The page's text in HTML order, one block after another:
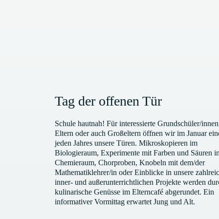
Tag der offenen Tür
Schule hautnah! Für interessierte Grundschüler/
Eltern oder auch Großeltern öffnen wir im Januar
jeden Jahres unsere Türen. Mikroskopieren im
Biologieraum, Experimente mit Farben und Säuren
Chemieraum, Chorproben, Knobeln mit dem/der
Mathematiklehrer/in oder Einblicke in unsere
inner- und außerunterrichtlichen Projekte werden
kulinarische Genüsse im Elterncafé abgerundet. Ein
informativer Vormittag erwartet Jung und Alt.